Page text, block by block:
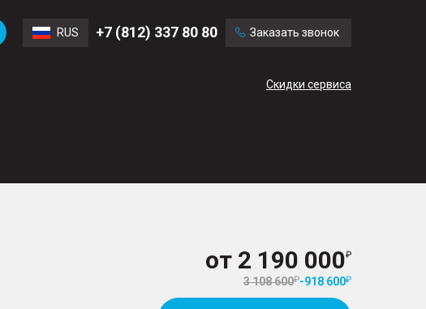
RUS +7 (812) 337 80 80 Заказать звонок
Скидки сервиса
от 2 190 000
3 108 600 -918 600